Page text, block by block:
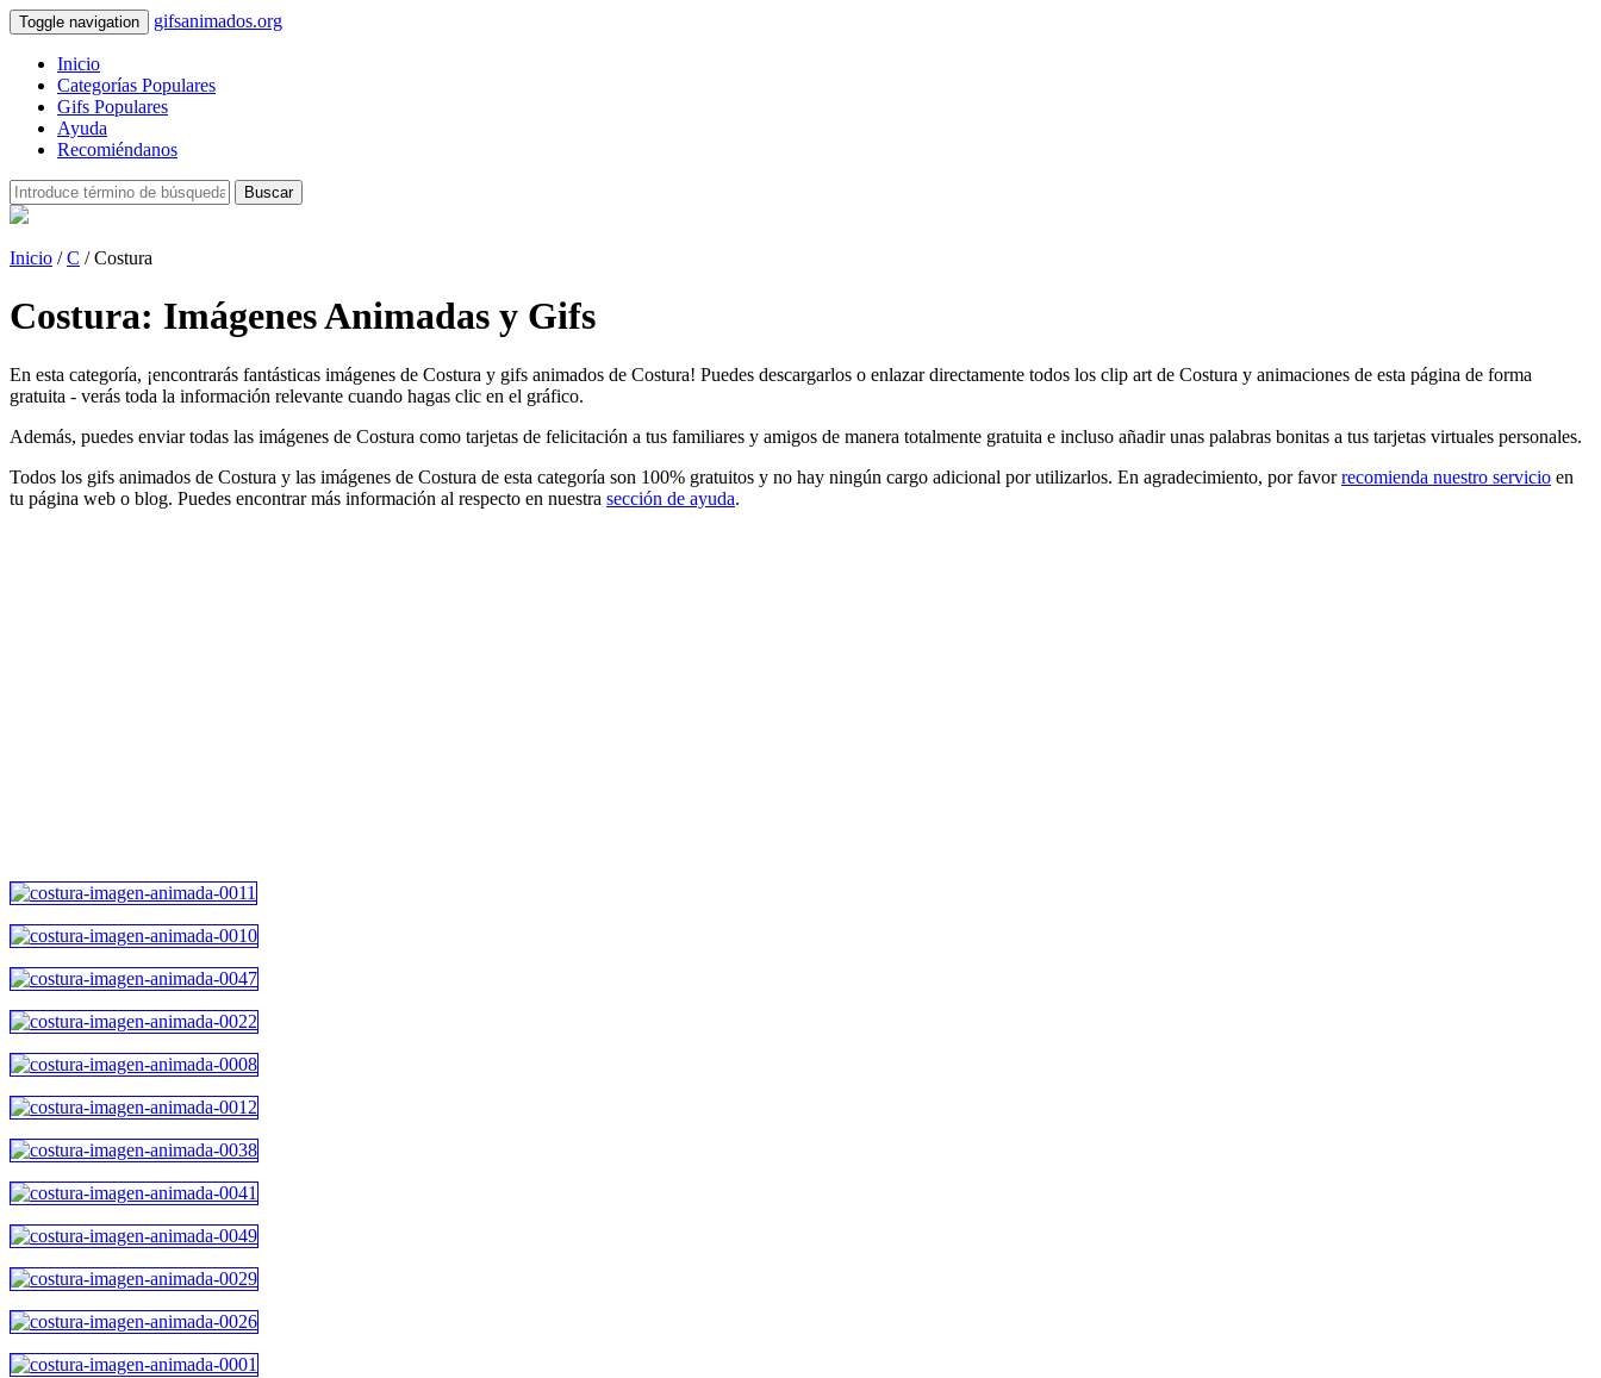
Toggle navigation gifsanimados.org
Inicio
Categorías Populares
Gifs Populares
Ayuda
Recomiéndanos
Buscar
Inicio /C / Costura
Costura: Imágenes Animadas y Gifs
En esta categoría, ¡encontrarás fantásticas imágenes de Costura y gifs animados de Costura! Puedes descargarlos o enlazar directamente todos los clip art de Costura y animaciones de esta página de forma
gratuita - verás toda la información relevante cuando hagas clic en el gráfico.
Además, puedes enviar todas las imágenes de Costura como tarjetas de felicitación a tus familiares y amigos de manera totalmente gratuita e incluso añadir unas palabras bonitas a tus tarjetas virtuales personales.
Todos los gifs animados de Costura y las imágenes de Costura de esta categoría son 100% gratuitos y no hay ningún cargo adicional por utilizarlos. En agradecimiento, por favorrecomienda nuestro servicio en
tu página web o blog. Puedes encontrar más información al respecto en nuestra sección de ayuda.